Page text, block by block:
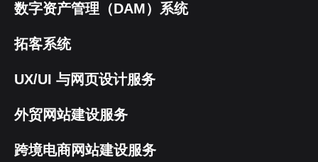
数字资产管理（DAM）系统
拓客系统
UX/UI 与网页设计服务
外贸网站建设服务
跨境电商网站建设服务